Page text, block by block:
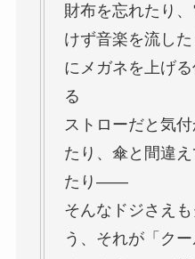
財布を忘れたり
けず音楽を流し
にメガネを上げ
る
ストローだと気
たり、傘と間違
たり――
そんなドジさえ
う、それが「クー